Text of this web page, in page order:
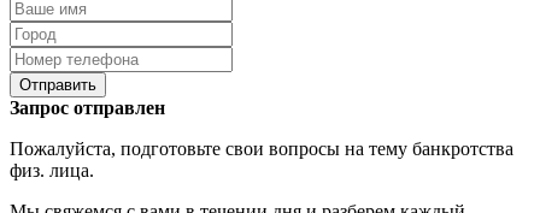
Отправить
Запрос отправлен
Пожалуйста, подготовьте свои вопросы на тему банкротства
физ. лица.